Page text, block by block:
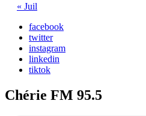
« Juil
facebook
twitter
instagram
linkedin
tiktok
Chérie FM 95.5